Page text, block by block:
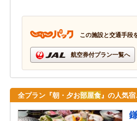
この施設と交通手段
航空券付プラン一覧へ
全プラン『朝・夕お部屋食』の人気